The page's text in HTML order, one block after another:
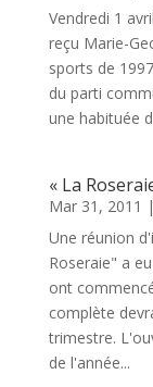
Vendredi 1
reçu Marie-
sports de
du parti
une habituée
« La
Mar 31, 2011 |
Une réunion
Roseraie" a
ont
complète
trimestre.
de l'année...